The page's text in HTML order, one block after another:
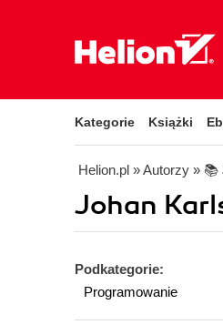
Kategorie Książki
Helion.pl » Autorzy » 📚
Johan
Podkategorie:
Programowanie